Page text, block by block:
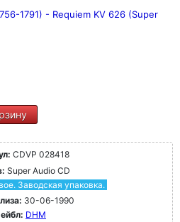
1791) - Requiem KV 626 (Super
CDVP 028418
Super Audio CD
Заводская упаковка.
30-06-1990
DHM